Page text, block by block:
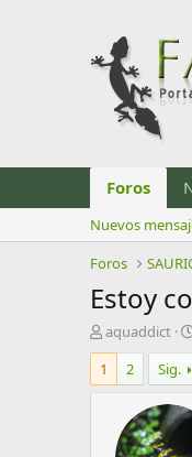
Foros
Nuevos
Foros
Estoy
I
n
i
c
aquaddict
1
2 Sig.